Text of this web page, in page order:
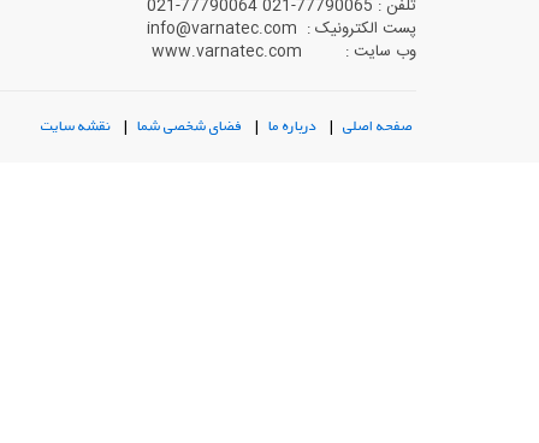
تلفن : 77790065-021 77790064-021
پست الکترونیک : info@varnatec.com
وب سایت : www.varnatec.com
صفحه اصلی | درباره ما | فضای شخصی شما | نقشه سایت